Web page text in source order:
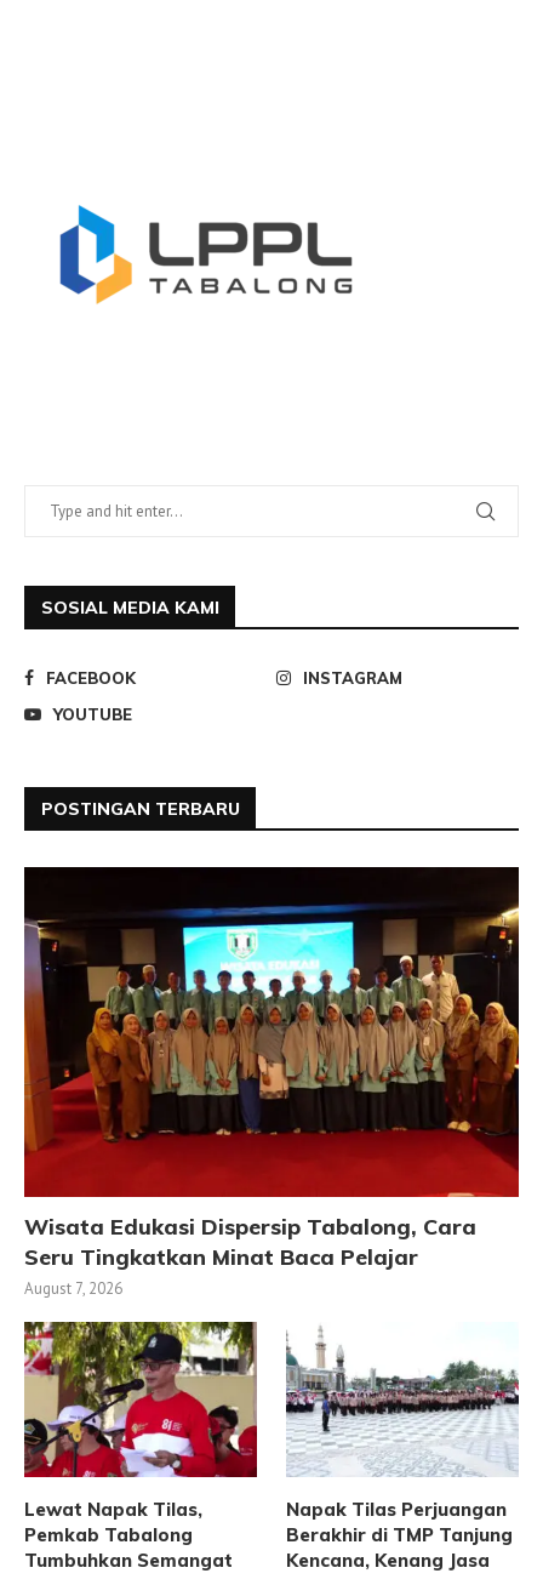
SOSIAL MEDIA KAMI
FACEBOOK
INSTAGRAM
YOUTUBE
POSTINGAN TERBARU
Wisata Edukasi Dispersip Tabalong, Cara
Seru Tingkatkan Minat Baca Pelajar
August 7, 2026
Lewat Napak Tilas,
Pemkab Tabalong
Tumbuhkan Semangat
Napak Tilas Perjuangan
Berakhir di TMP Tanjung
Kencana, Kenang Jasa